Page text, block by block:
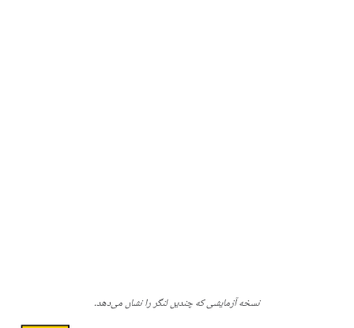
نسخه آزمایشی که چندین لنگر را نشان می‌دهد.